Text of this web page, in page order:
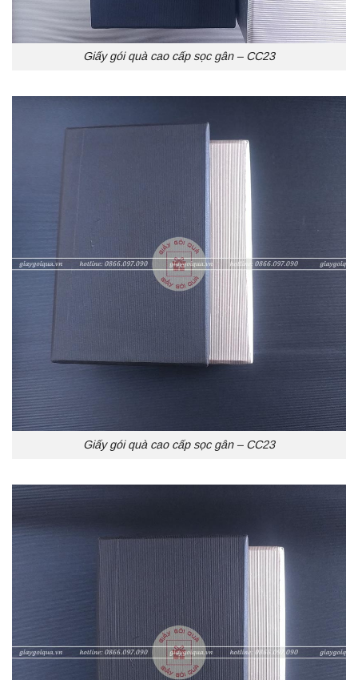
Giấy gói quà cao cấp sọc gân – CC23
Giấy gói quà cao cấp sọc gân – CC23